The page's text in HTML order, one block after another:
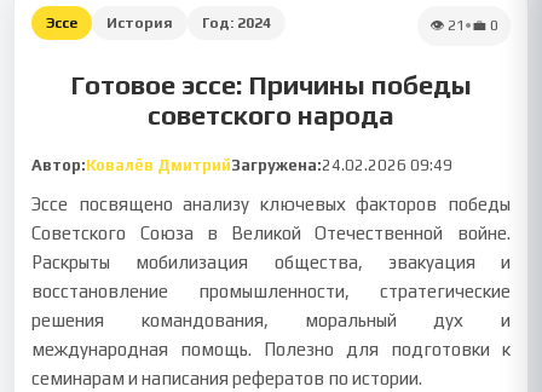
Эссе История Год: 2024 👁 21 •💼 0
Готовое эссе: Причины победы
советского народа
Автор:Ковалёв ДмитрийЗагружена:24.02.2026 09:49
Эссе посвящено анализу ключевых факторов победы
Советского Союза в Великой Отечественной войне.
Раскрыты мобилизация общества, эвакуация и
восстановление промышленности, стратегические
решения командования, моральный дух и
международная помощь. Полезно для подготовки к
семинарам и написания рефератов по истории.